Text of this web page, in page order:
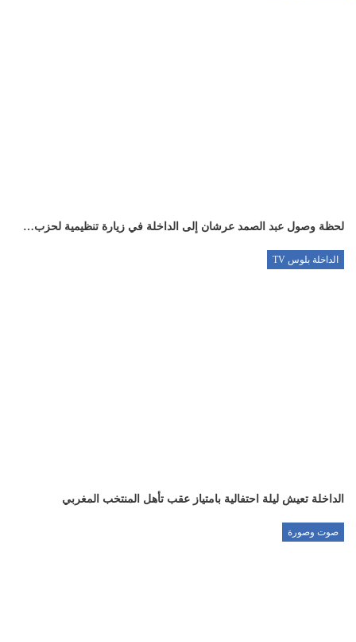
لحظة وصول عبد الصمد عرشان إلى الداخلة في زيارة تنظيمية لحزب…
الداخلة بلوس TV
الداخلة تعيش ليلة احتفالية بامتياز عقب تأهل المنتخب المغربي
صوت وصورة